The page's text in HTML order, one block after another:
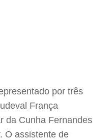
por três
França
da Cunha Fernandes
O assistente de